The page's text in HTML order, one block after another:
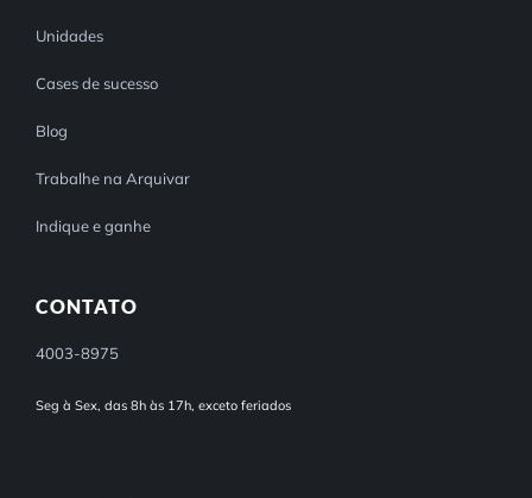
Unidades
Cases de sucesso
Blog
Trabalhe na Arquivar
Indique e ganhe
CONTATO
4003-8975
Seg à Sex, das 8h às 17h, exceto feriados